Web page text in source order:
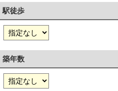
駅徒歩
築年数